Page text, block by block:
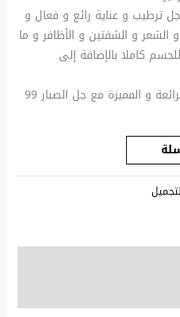
جل ترطيب و عناية رائع و فعال و
الشعر و الشفتين و الأظافر و ما
كاملا بالإضافة إلى
تمتعي بـ أفضل منتجات الترطيب الرائعة و المميزة مع جل الصبار 99